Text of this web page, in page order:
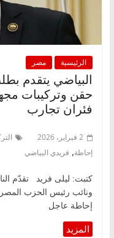
الرئيسية مصر
البياضي يتقدم
حقن وتركيبات
فئران تجارب
2 فبراير، 2026
إحاطة, فريدي البياضي
كتبت: ليلى فريد تقدّم
ونائب رئيس الحزب
إحاطة عاجل